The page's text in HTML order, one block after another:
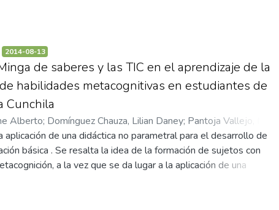
2014-08-13
de saberes y las TIC en el aprendizaje de la
habilidades metacognitivas en estudiantes de
Cunchila
Alberto; Domínguez Chauza, Lilian Daney; Pantoja Vallejo, Milena
de una didáctica no parametral para el desarrollo de
básica . Se resalta la idea de la formación de sujetos con
a la vez que se da lugar a la aplicación de una
correlacional permitió la comparación de las variables: